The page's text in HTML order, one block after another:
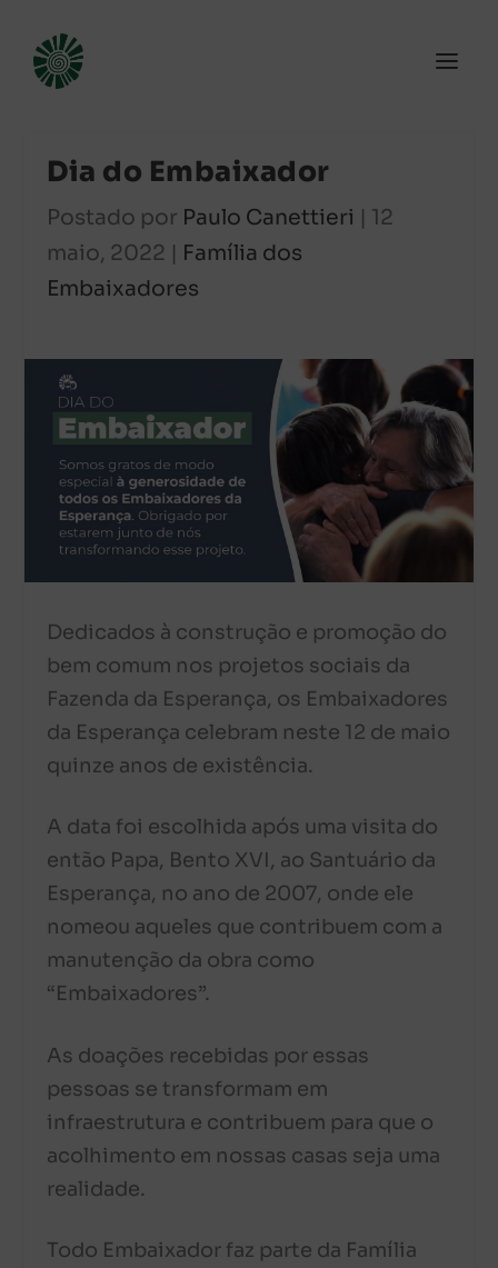
Dia do Embaixador
Postado por Paulo Canettieri | 12
maio, 2022 | Família dos
Embaixadores
Dedicados à construção e promoção do
bem comum nos projetos sociais da
Fazenda da Esperança, os Embaixadores
da Esperança celebram neste 12 de maio
quinze anos de existência.
A data foi escolhida após uma visita do
então Papa, Bento XVI, ao Santuário da
Esperança, no ano de 2007, onde ele
nomeou aqueles que contribuem com a
manutenção da obra como
“Embaixadores”.
As doações recebidas por essas
pessoas se transformam em
infraestrutura e contribuem para que o
acolhimento em nossas casas seja uma
realidade.
Todo Embaixador faz parte da Família